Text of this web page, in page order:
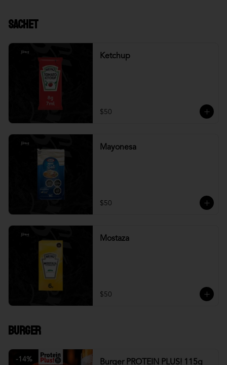
Sachet
Ketchup
$50
Mayonesa
$50
Mostaza
$50
Burger
-14% Burger PROTEIN PLUS! 115g